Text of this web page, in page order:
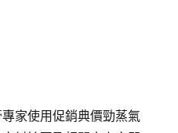
家使用促銷典價勁蒸氣